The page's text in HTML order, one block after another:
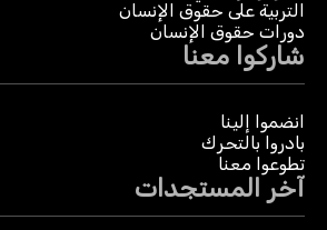
التربية على حقوق الإنسان
دورات حقوق الإنسان
شاركوا معنا
انضموا إلينا
بادروا بالتحرك
تطوعوا معنا
آخر المستجدات